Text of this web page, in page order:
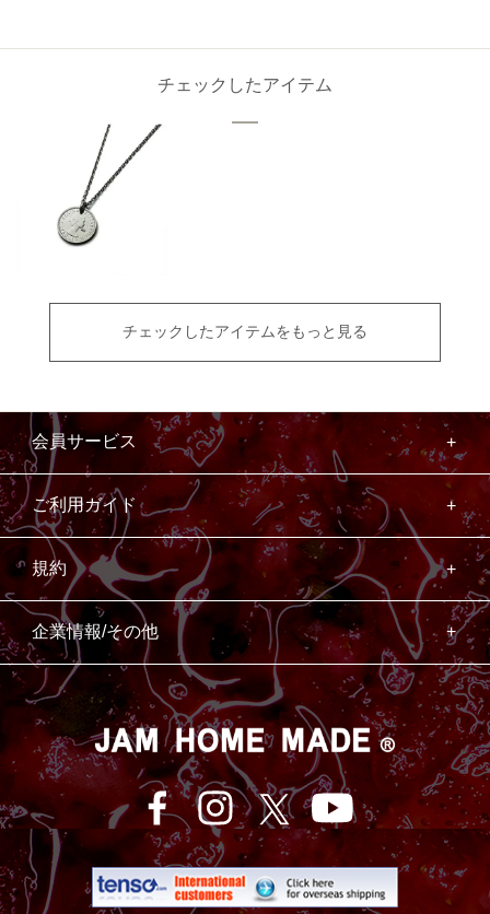
チェックしたアイテム
チェックしたアイテムをもっと見る
会員サービス
ご利用ガイド
規約
企業情報/その他